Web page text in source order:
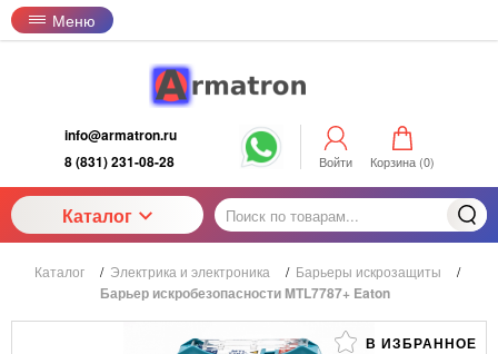
Меню
info@armatron.ru
8 (831) 231-08-28
Войти Корзина (0)
Каталог
Каталог / Электрика и электроника / Барьеры искрозащиты /
Барьер искробезопасности MTL7787+ Eaton
В ИЗБРАННОЕ